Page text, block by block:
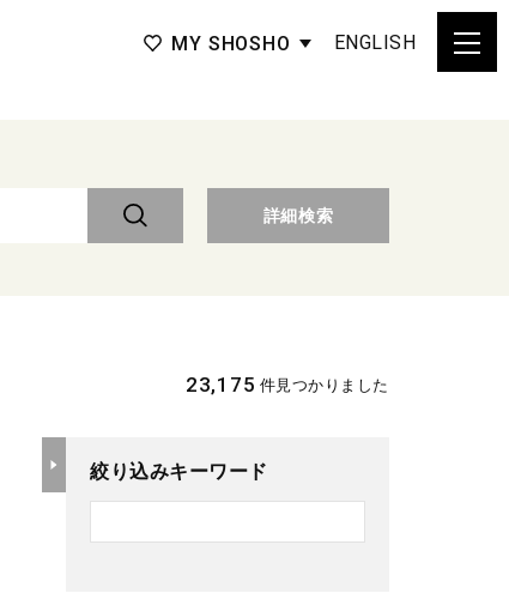
MY SHOSHO ENGLISH
詳細検索
23,175 件見つかりました
絞り込みキーワード